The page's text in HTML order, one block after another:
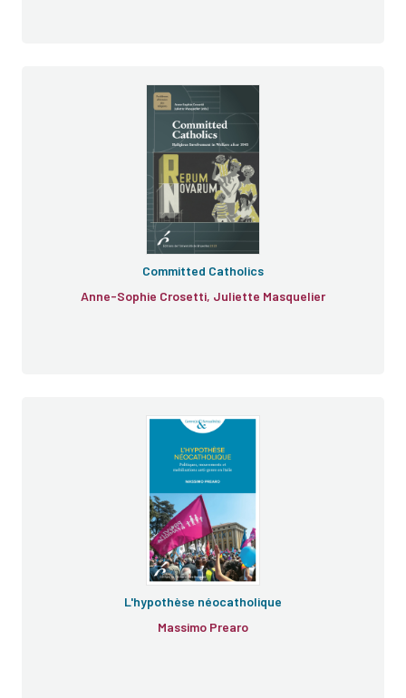
Committed Catholics
Anne-Sophie Crosetti, Juliette Masquelier
L'hypothèse néocatholique
Massimo Prearo